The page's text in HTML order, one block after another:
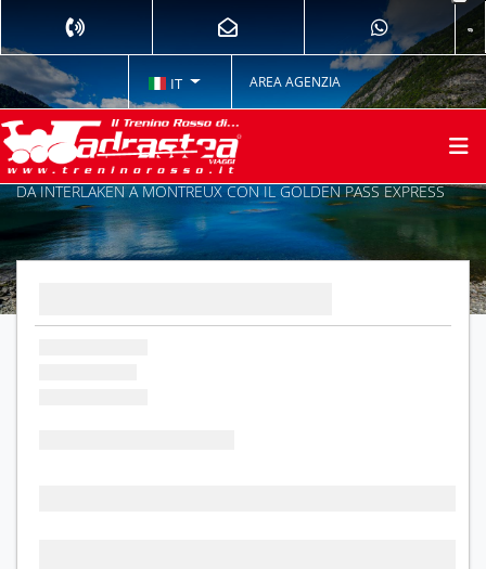
IT AREA AGENZIA
DA INTERLAKEN A MONTREUX CON IL GOLDEN PASS EXPRESS